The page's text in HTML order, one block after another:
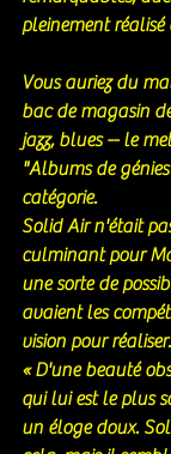
pleinement réalisé
Vous auriez du
bac de magasin
jazz, blues -- le
"Albums de
catégorie.
Solid Air n'était
culminant pour
une sorte de
avaient les
vision pour réaliser.
« D'une beauté
qui lui est le plus
un éloge doux.